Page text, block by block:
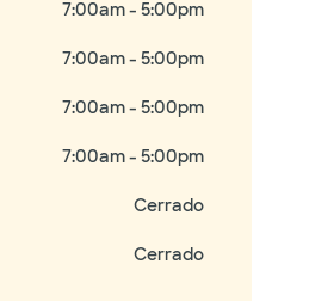
7:00am - 5:00pm
7:00am - 5:00pm
7:00am - 5:00pm
7:00am - 5:00pm
Cerrado
Cerrado